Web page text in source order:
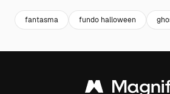
fantasma fundo halloween